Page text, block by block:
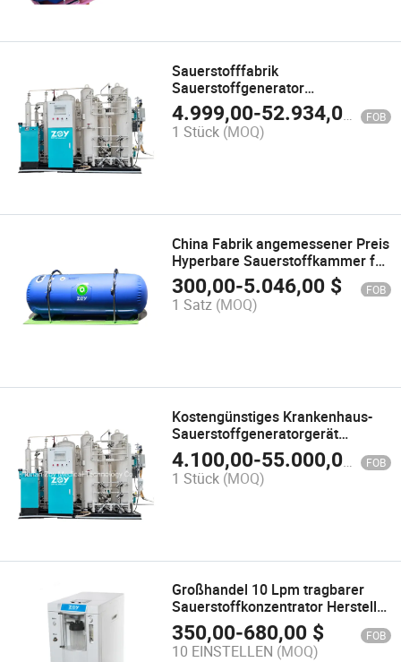
Sauerstofffabrik
Sauerstoffgenerator
Konzentrator
Hochkonzentrationsmodul
4.999,00-52.934,00 $FOB
1 Stück (MOQ)
China Fabrik angemessener Preis
Hyperbare Sauerstoffkammer für
SPA Salon
300,00-5.046,00 $ FOB
1 Satz (MOQ)
Kostengünstiges Krankenhaus-
Sauerstoffgeneratorgerät
medizinisches
Sauerstofferzeugungssystem
4.100,00-55.000,00 $FOB
1 Stück (MOQ)
Großhandel 10 Lpm tragbarer
Sauerstoffkonzentrator Hersteller
Sonderangebot
350,00-680,00 $ FOB
10 EINSTELLEN (MOQ)